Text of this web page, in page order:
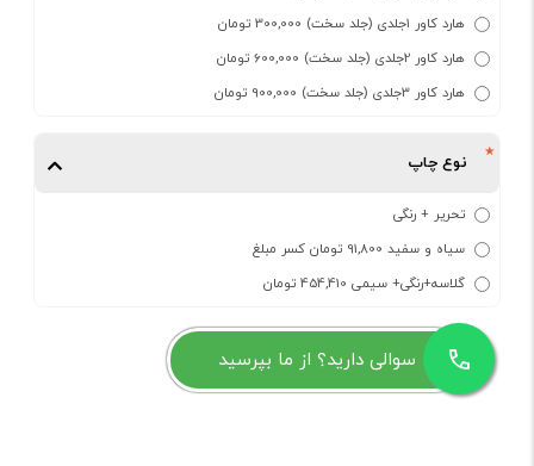
هارد کاور 1جلدی (جلد سخت) 300,000 تومان
هارد کاور 2جلدی (جلد سخت) 600,000 تومان
هارد کاور 3جلدی (جلد سخت) 900,000 تومان
نوع چاپ
تحریر + رنگی
سیاه و سفید 91,800 تومان کسر مبلغ
گلاسه+رنگی+ سیمی 454,410 تومان
سوالی دارید؟ از ما بپرسید